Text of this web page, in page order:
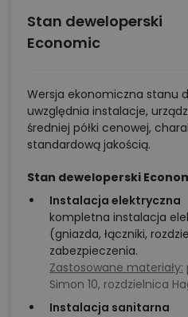
Stan deweloperski
Economic
Wersja ekonomiczna stanu
uwzględnia instalacje,
średniej półki cenowej,
standardową jakością.
Stan deweloperski
Instalacja elektryczna
kompletna instalacja
(gniazda, łączniki,
zabezpieczenia.
Zastosowane materiały:
Simon 10, rozdzielnica
Instalacja sanitarna